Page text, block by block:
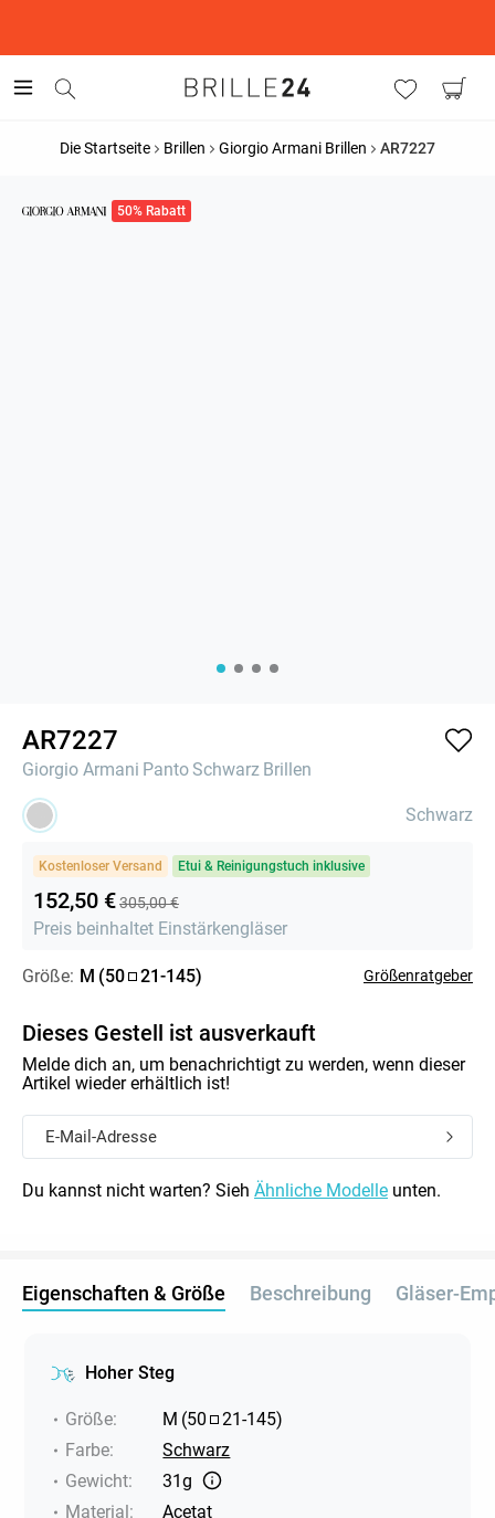
Die Startseite Brillen Giorgio Armani Brillen AR7227
50% Rabatt
AR7227
Giorgio Armani Panto Schwarz Brillen
Schwarz
Kostenloser Versand Etui & Reinigungstuch inklusive
152,50 €305,00 €
Preis beinhaltet Einstärkengläser
Größe: M (50 21-145) Größenratgeber
Dieses Gestell ist ausverkauft
Melde dich an, um benachrichtigt zu werden, wenn dieser
Artikel wieder erhältlich ist!
Du kannst nicht warten? Sieh Ähnliche Modelle unten.
Eigenschaften & Größe Beschreibung Gläser-
Hoher Steg
Größe: M (50 21-145)
Farbe:
Schwarz
Gewicht:
31g
Material:
Acetat